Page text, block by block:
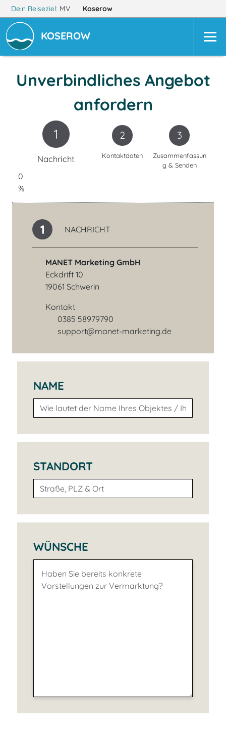
Dein Reiseziel: MV Koserow
KOSEROW
Unverbindliches Angebot
anfordern
1
Nachricht
2
Kontaktdaten
3
Zusammenfassun
g & Senden
0
%
1 NACHRICHT
MANET Marketing GmbH
Eckdrift 10
19061 Schwerin
Kontakt
Telefonnummer
0385 58979790
E-Mail-Adresse
support@manet-marketing.de
NAME
STANDORT
WÜNSCHE